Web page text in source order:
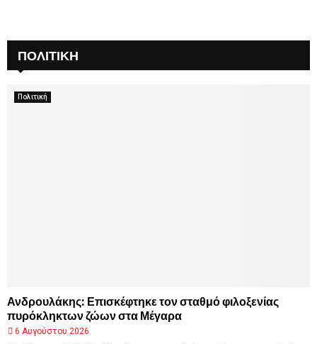
ΠΟΛΙΤΙΚΗ
Πολιτική
Ανδρουλάκης: Επισκέφτηκε τον σταθμό φιλοξενίας
πυρόκληκτων ζώων στα Μέγαρα
6 Αυγούστου 2026